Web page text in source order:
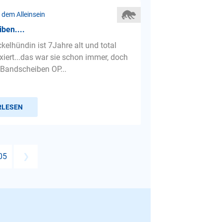
Alleinsein
ist 7Jahre alt und total
war sie schon immer, doch
OP...
❯